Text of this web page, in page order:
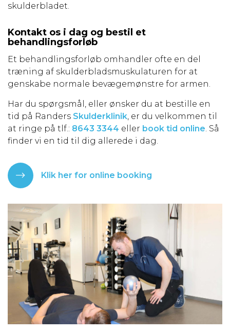
skulderbladet.
Kontakt os i dag og bestil et
behandlingsforløb
Et behandlingsforløb omhandler ofte en del
træning af skulderbladsmuskulaturen for at
genskabe normale bevægemønstre for armen.
Har du spørgsmål, eller ønsker du at bestille en
tid på Randers Skulderklinik, er du velkommen til
at ringe på tlf.: 8643 3344 eller book tid online. Så
finder vi en tid til dig allerede i dag.
Klik her for online booking